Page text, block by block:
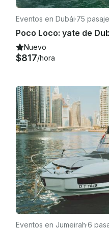
Eventos en Dubái·75
Nuevo
$817/hora
Eventos en Jumeirah·6